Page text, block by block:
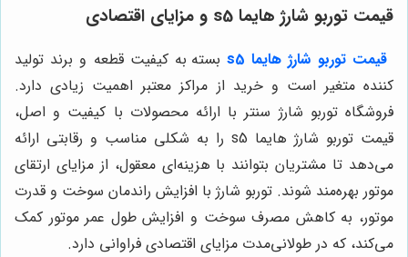
قیمت توربو شارژ هایما s5 و مزایای اقتصادی
قیمت توربو شارژ هایما s5
بسته به کیفیت قطعه و برند تولید
کننده متغیر است و خرید از مراکز معتبر اهمیت زیادی دارد.
فروشگاه توربو شارژ سنتر با ارائه محصولات با کیفیت و اصل،
قیمت توربو شارژ هایما s5 را به شکلی مناسب و رقابتی ارائه
می‌دهد تا مشتریان بتوانند با هزینه‌ای معقول، از مزایای ارتقای
موتور بهره‌مند شوند. توربو شارژ با افزایش راندمان سوخت و قدرت
موتور، به کاهش مصرف سوخت و افزایش طول عمر موتور کمک
می‌کند، که در طولانی‌مدت مزایای اقتصادی فراوانی دارد.